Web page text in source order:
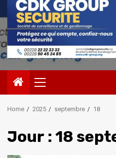
Primary
Menu
Home 2025 septembre 18
Jour : 18